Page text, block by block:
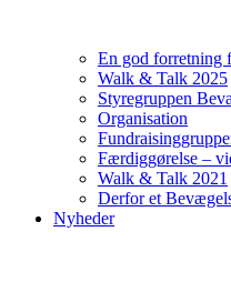
En god forretning
Walk & Talk 2025
Styregruppen
Organisation
Færdiggørelse –
Walk & Talk 2021
Derfor et
Nyheder